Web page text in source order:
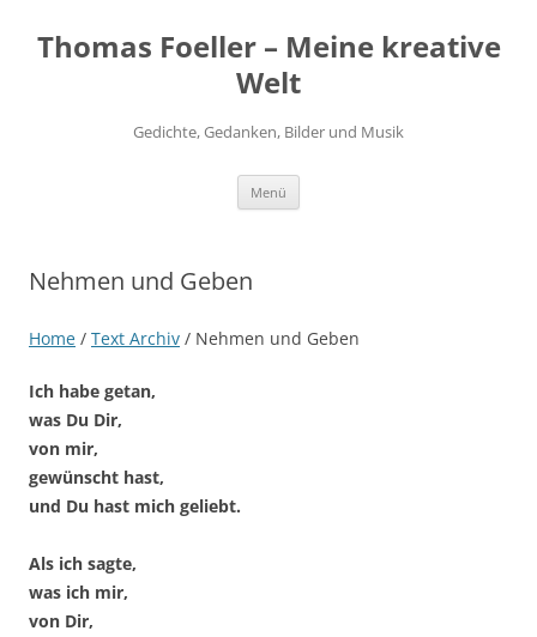
Thomas Foeller – Meine kreative
Welt
Gedichte, Gedanken, Bilder und Musik
Menü
Nehmen und Geben
Home / Text Archiv / Nehmen und Geben
Ich habe getan,
was Du Dir,
von mir,
gewünscht hast,
und Du hast mich geliebt.
Als ich sagte,
was ich mir,
von Dir,